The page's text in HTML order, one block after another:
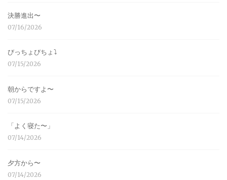
決勝進出〜
07/16/2026
びっちょびちょ⤵︎
07/15/2026
朝からですよ〜
07/15/2026
「よく寝た〜」
07/14/2026
夕方から〜
07/14/2026